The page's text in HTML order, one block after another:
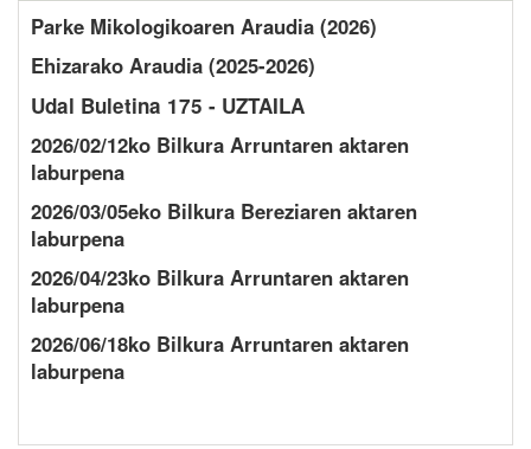
Parke Mikologikoaren Araudia (2026)
Ehizarako Araudia (2025-2026)
Udal Buletina 175 - UZTAILA
2026/02/12ko Bilkura Arruntaren aktaren
laburpena
2026/03/05eko Bilkura Bereziaren aktaren
laburpena
2026/04/23ko Bilkura Arruntaren aktaren
laburpena
2026/06/18ko Bilkura Arruntaren aktaren
laburpena